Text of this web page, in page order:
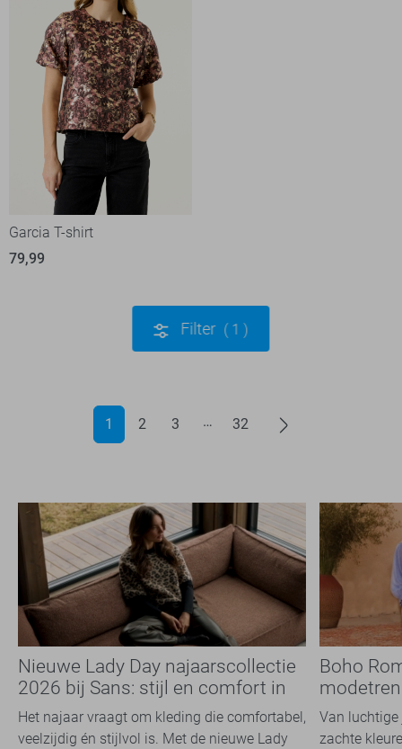
Garcia T-shirt
79,99
Filter 1
1 2 3 32
Nieuwe Lady Day najaarscollectie
2026 bij Sans: stijl en comfort in
travelkwaliteit
Het najaar vraagt om kleding die comfortabel,
veelzijdig én stijlvol is. Met de nieuwe Lady
Boho
overal
Van luchtige
zachte